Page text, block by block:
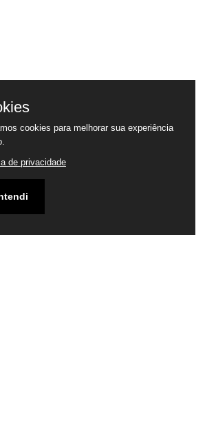
cookies para melhorar sua experiência
de privacidade